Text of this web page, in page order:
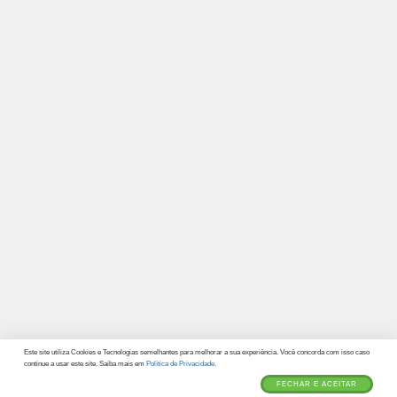
Este site utiliza Cookies e Tecnologias semelhantes para melhorar a sua experiência. Você concorda com isso caso
continue a usar este site. Saiba mais em Política de Privacidade.
FECHAR E ACEITAR